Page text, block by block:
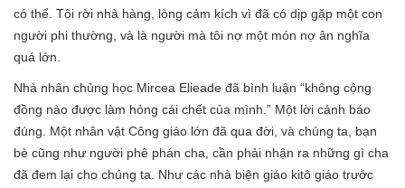
có thể. Tôi rời nhà hàng, lòng cảm kích vì đã có dịp gặp một con
người phi thường, và là người mà tôi nợ một món nợ ân nghĩa
quá lớn.
Nhà nhân chủng học Mircea Elieade đã bình luận “không cộng
đồng nào được làm hỏng cái chết của mình.” Một lời cảnh báo
đúng. Một nhân vật Công giáo lớn đã qua đời, và chúng ta, bạn
bè cũng như người phê phán cha, cần phải nhận ra những gì cha
đã đem lại cho chúng ta. Như các nhà biện giáo kitô giáo trước